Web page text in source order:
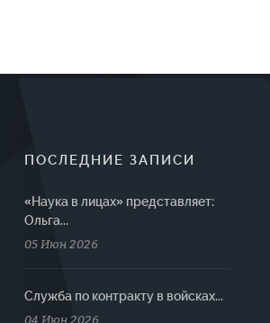
ПОСЛЕДНИЕ ЗАПИСИ
«Наука в лицах» представляет:
Ольга...
05 Июн 2026
Cлужба по контракту в войсках...
04 Июн 2026